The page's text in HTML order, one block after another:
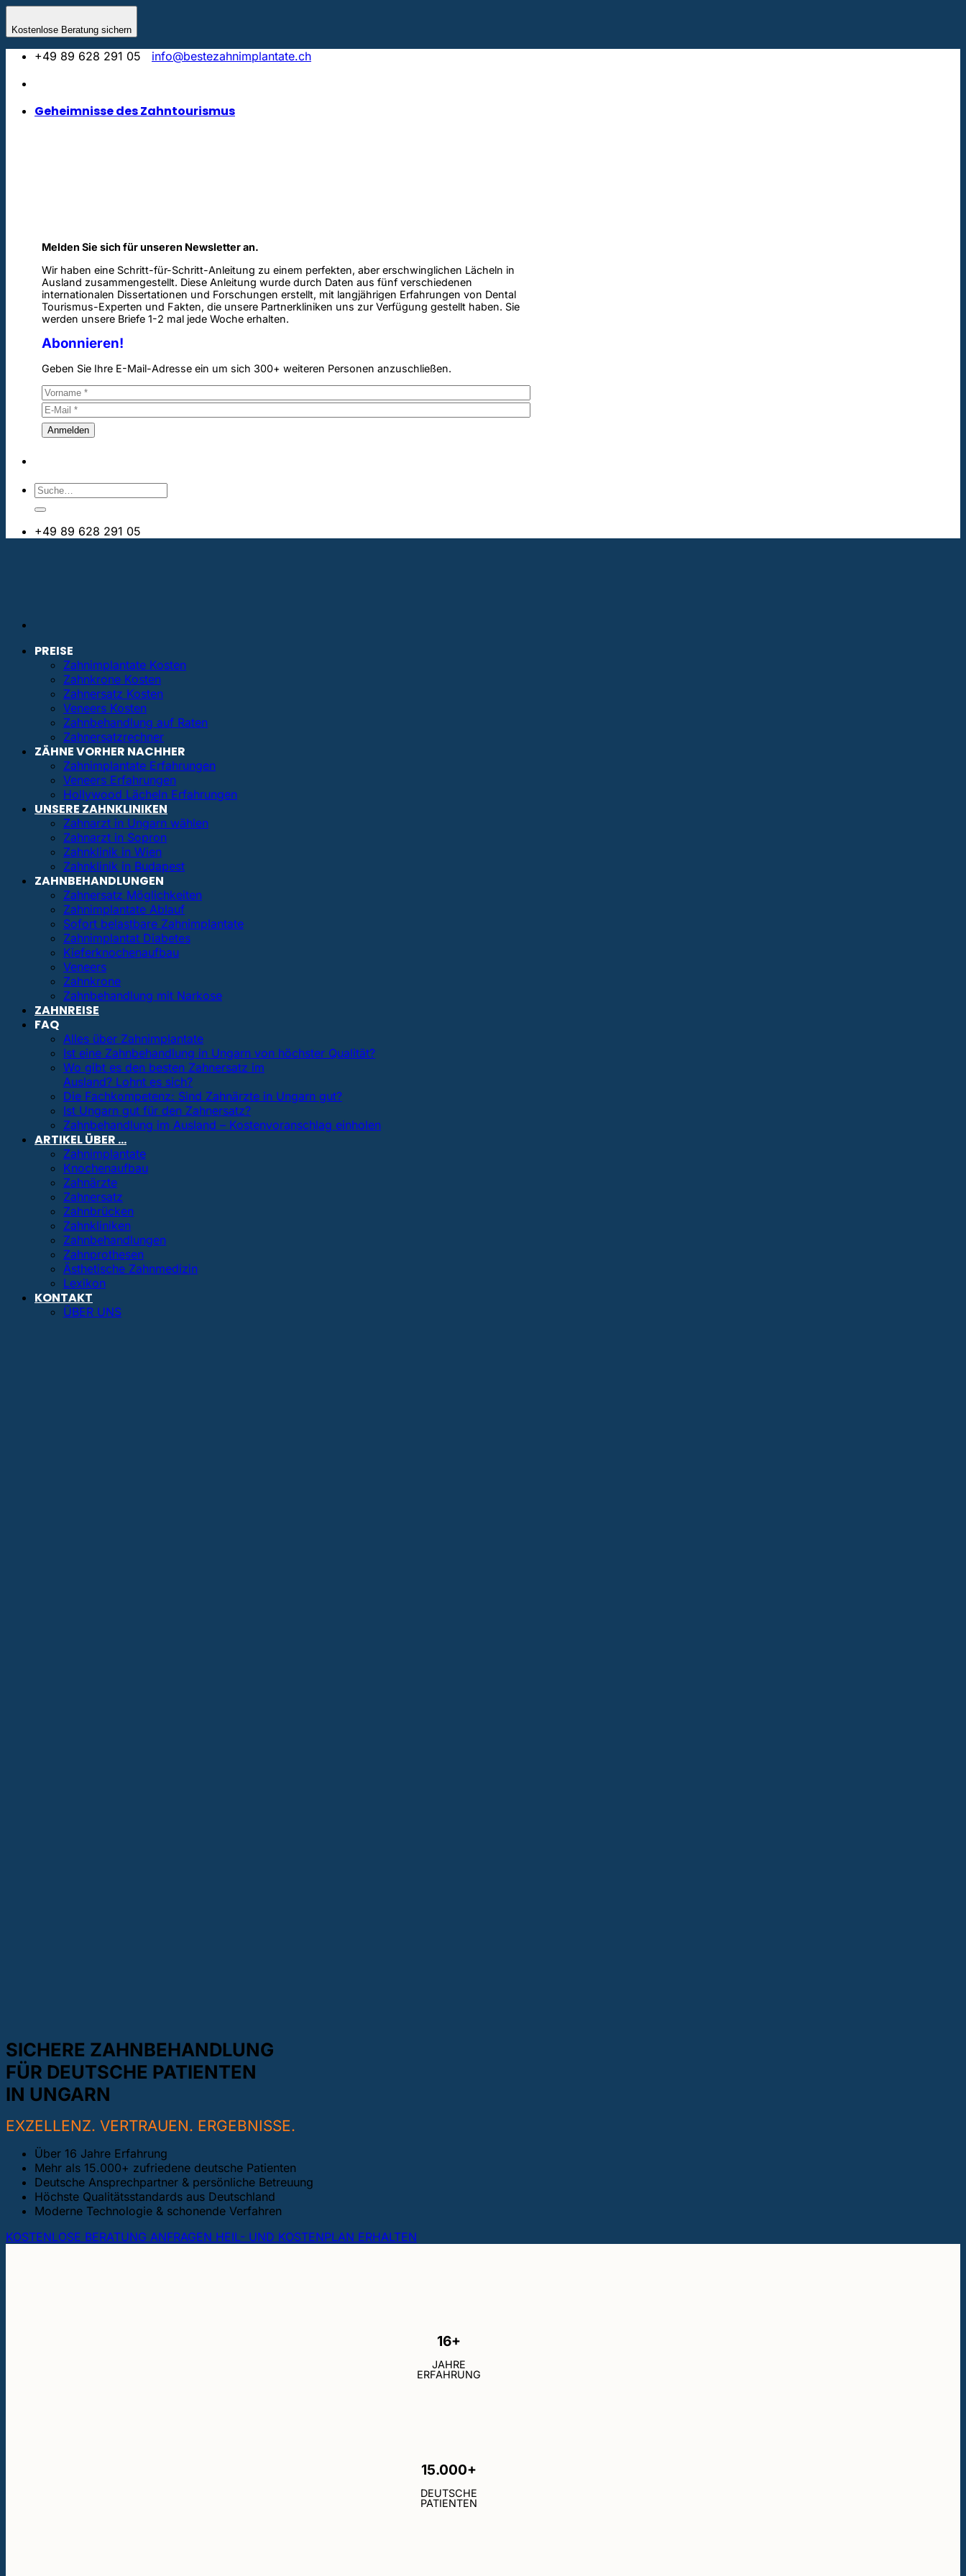
Kostenlose Beratung sichern
content
+49 89 628 291 05
info@bestezahnimplantate.ch
Geheimnisse des Zahntourismus
Melden Sie sich für unseren Newsletter an.
Wir haben eine Schritt-für-Schritt-Anleitung zu einem perfekten, aber erschwinglichen Lächeln in
Ausland zusammengestellt. Diese Anleitung wurde durch Daten aus fünf verschiedenen
internationalen Dissertationen und Forschungen erstellt, mit langjährigen Erfahrungen von Dental
Tourismus-Experten und Fakten, die unsere Partnerkliniken uns zur Verfügung gestellt haben. Sie
werden unsere Briefe 1-2 mal jede Woche erhalten.
Abonnieren!
Geben Sie Ihre E-Mail-Adresse ein um sich 300+ weiteren Personen anzuschließen.
+49 89 628 291 05
PREISE
Zahnimplantate Kosten
Zahnkrone Kosten
Zahnersatz Kosten
Veneers Kosten
Zahnbehandlung auf Raten
Zahnersatzrechner
ZÄHNE VORHER NACHHER
Zahnimplantate Erfahrungen
Veneers Erfahrungen
Hollywood Lächeln Erfahrungen
UNSERE ZAHNKLINIKEN
Zahnarzt in Ungarn wählen
Zahnarzt in Sopron
Zahnklinik in Wien
Zahnklinik in Budapest
ZAHNBEHANDLUNGEN
Zahnersatz Möglichkeiten
Zahnimplantate Ablauf
Sofort belastbare Zahnimplantate
Zahnimplantat Diabetes
Kieferknochenaufbau
Veneers
Zahnkrone
Zahnbehandlung mit Narkose
ZAHNREISE
FAQ
Alles über Zahnimplantate
Ist eine Zahnbehandlung in Ungarn von höchster Qualität?
Wo gibt es den besten Zahnersatz im
Ausland? Lohnt es sich?
Die Fachkompetenz: Sind Zahnärzte in Ungarn gut?
Ist Ungarn gut für den Zahnersatz?
Zahnbehandlung im Ausland – Kostenvoranschlag einholen
ARTIKEL ÜBER …
Zahnimplantate
Knochenaufbau
Zahnärzte
Zahnersatz
Zahnbrücken
Zahnkliniken
Zahnbehandlungen
Zahnprothesen
Ästhetische Zahnmedizin
Lexikon
KONTAKT
ÜBER UNS
SICHERE ZAHNBEHANDLUNG
FÜR DEUTSCHE PATIENTEN
IN UNGARN
EXZELLENZ. VERTRAUEN. ERGEBNISSE.
Über 16 Jahre Erfahrung
Mehr als 15.000+ zufriedene deutsche Patienten
Deutsche Ansprechpartner & persönliche Betreuung
Höchste Qualitätsstandards aus Deutschland
Moderne Technologie & schonende Verfahren
KOSTENLOSE BERATUNG ANFRAGEN HEIL- UND KOSTENPLAN ERHALTEN
16+
JAHRE
ERFAHRUNG
15.000+
DEUTSCHE
PATIENTEN